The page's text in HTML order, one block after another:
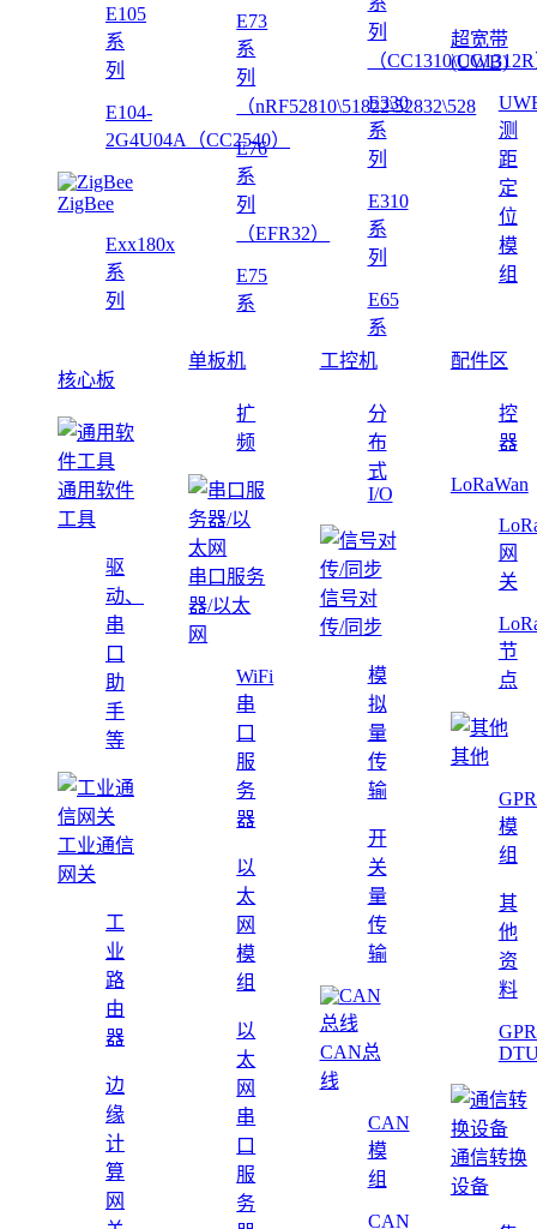
E105
系
列
E104-
2G4U04A（CC2540）
ZigBee
Exx180x
系
列
E73
系
列
（nRF52810\51822\52832\528
E76
系
列
（EFR32）
E75
系
列
（
E330
系
列
E310
系
列
E65
系
超宽带
(UWB)
测
距
定
位
模
组
核心板
单板机 工控机 配件区
通用软件
工具
驱
动、
串
口
助
手
等
工业通信
网关
工
业
路
由
器
边
缘
计
算
网
扩
频
串口服务
器/以太
网
WiFi
串
口
服
务
器
以
太
网
模
组
以
太
网
串
口
服
务
分
布
式
I/O
信号对
传/同步
模
拟
量
传
输
开
关
量
传
输
CAN总
线
CAN
模
组
CAN
控
器
LoRaWan
网
关
节
点
其他
模
组
其
他
资
料
通信转换
设备